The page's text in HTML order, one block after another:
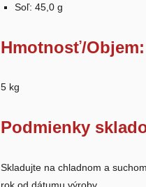
Soľ: 45,0 g
Hmotnosť/Objem:
5 kg
Podmienky
Skladujte na chladnom a